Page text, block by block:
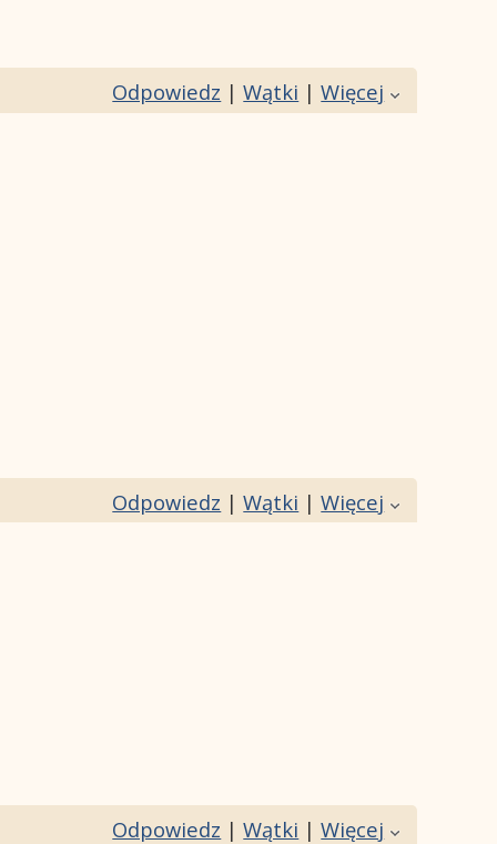
Odpowiedz |Wątki |Więcej
Odpowiedz |Wątki |Więcej
Odpowiedz |Wątki |Więcej